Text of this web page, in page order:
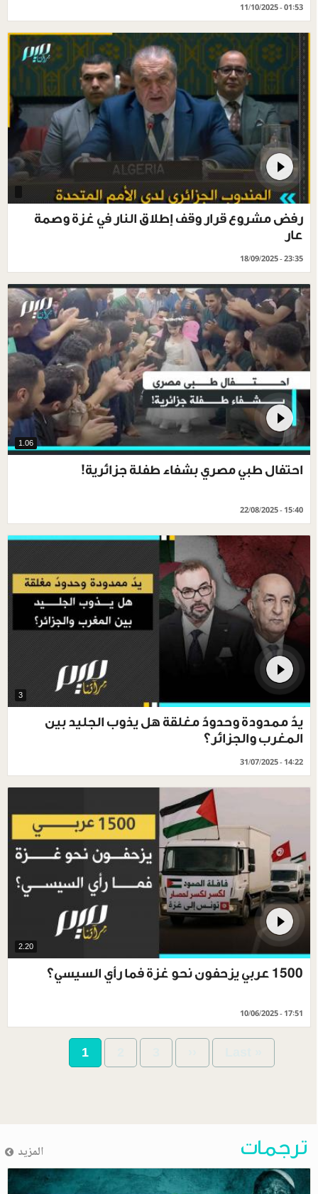
11/10/2025 - 01:53
رفض مشروع قرار وقف إطلاق النار في غزة وصمة
عار
18/09/2025 - 23:35
1.06
احتفال طبي مصري بشفاء طفلة جزائرية!
22/08/2025 - 15:40
3
يدٌ ممدودة وحدودٌ مغلقة هل يذوب الجليد بين
المغرب والجزائر؟
31/07/2025 - 14:22
2.20
1500 عربي يزحفون نحو غزة فما رأي السيسي؟
10/06/2025 - 17:51
Pagination
Current
page
1
page page
ترجمات المزيد